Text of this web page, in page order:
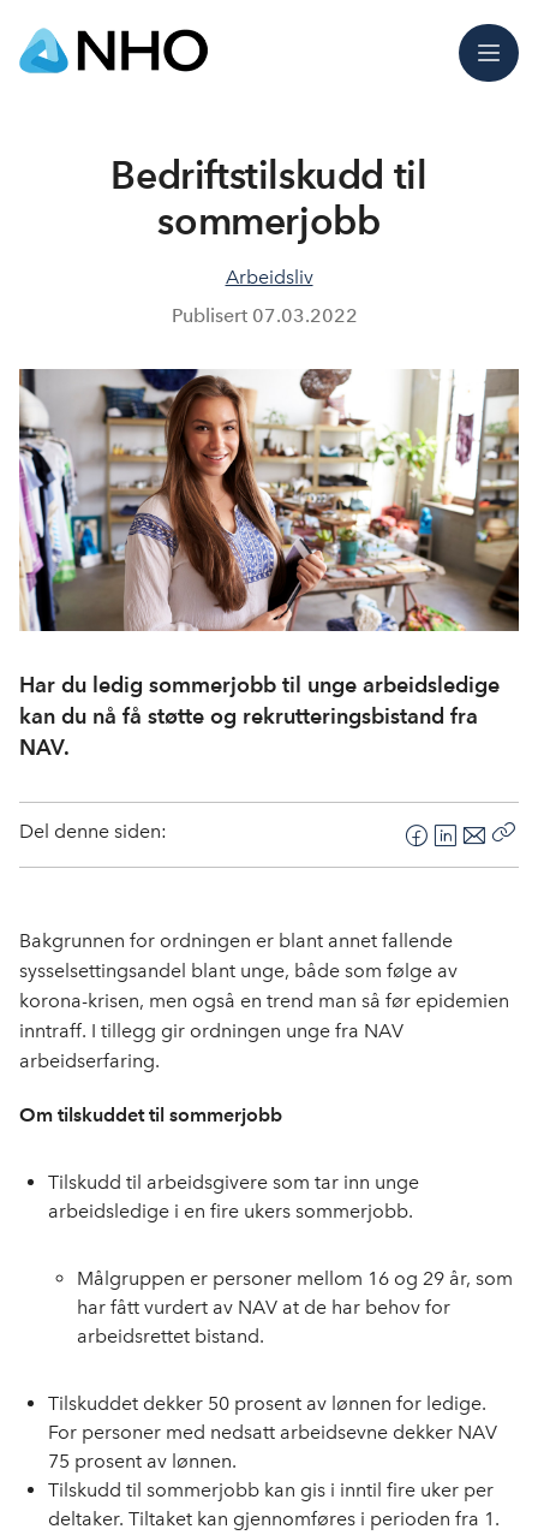
Meny
Bedriftstilskudd til
sommerjobb
Arbeidsliv
Publisert 07.03.2022
Har du ledig sommerjobb til unge arbeidsledige
kan du nå få støtte og rekrutteringsbistand fra
NAV.
Del denne siden:
F
e
b
o
L
k
e
d
E
Bakgrunnen for ordningen er blant annet fallende
sysselsettingsandel blant unge, både som følge av
korona-krisen, men også en trend man så før epidemien
inntraff. I tillegg gir ordningen unge fra NAV
arbeidserfaring.
Om tilskuddet til sommerjobb
Tilskudd til arbeidsgivere som tar inn unge
arbeidsledige i en fire ukers sommerjobb.
Målgruppen er personer mellom 16 og 29 år, som
har fått vurdert av NAV at de har behov for
arbeidsrettet bistand.
Tilskuddet dekker 50 prosent av lønnen for ledige.
For personer med nedsatt arbeidsevne dekker NAV
75 prosent av lønnen.
Tilskudd til sommerjobb kan gis i inntil fire uker per
deltaker. Tiltaket kan gjennomføres i perioden fra 1.